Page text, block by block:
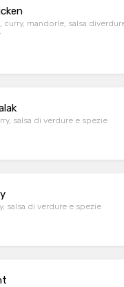
mandorle, salsa
salsa di verdure e spezie
salsa di verdure e spezie